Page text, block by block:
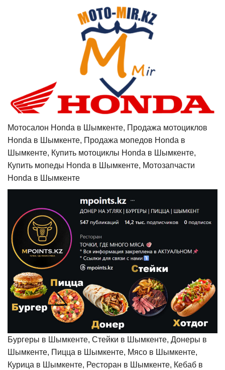
Мотосалон Honda в Шымкенте, Продажа мотоциклов
Honda в Шымкенте, Продажа мопедов Honda в
Шымкенте, Купить мотоциклы Honda в Шымкенте,
Купить мопеды Honda в Шымкенте, Мотозапчасти
Honda в Шымкенте
Бургеры в Шымкенте, Стейки в Шымкенте, Донеры в
Шымкенте, Пицца в Шымкенте, Мясо в Шымкенте,
Курица в Шымкенте, Ресторан в Шымкенте, Кебаб в